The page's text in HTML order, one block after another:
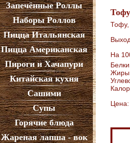
Тофу,
На
Цена:
Запечённые Роллы
Наборы Роллов
Пицца Итальянская
Пицца Американская
Пироги и Хачапури
Китайская кухня
Сашими
Супы
Горячие блюда
Жареная лапша - вок